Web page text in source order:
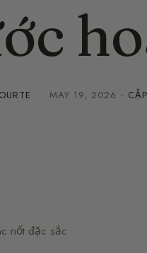
· MAY 19, 2026 ·
nốt đặc sắc